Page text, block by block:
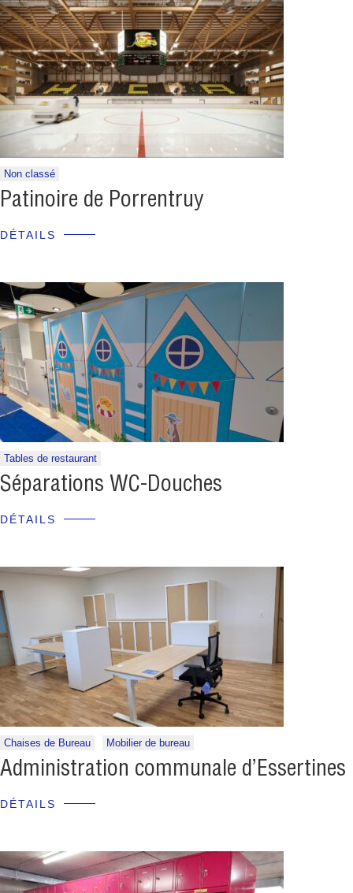
Non classé
Patinoire de Porrentruy
DÉTAILS
Tables de restaurant
Séparations WC-Douches
DÉTAILS
Chaises de Bureau Mobilier de bureau
Administration communale d’Essertines
DÉTAILS